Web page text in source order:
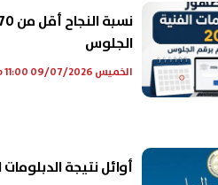
الجلوس
الخميس 09/07/2026 11:00 ص
أوائل نتيجة الدبلومات الفنية 2026 عبر موقع